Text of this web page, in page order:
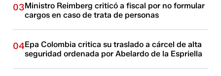
03Ministro Reimberg criticó a fiscal por no formular
cargos en caso de trata de personas
04Epa Colombia critica su traslado a cárcel de alta
seguridad ordenada por Abelardo de la Espriella